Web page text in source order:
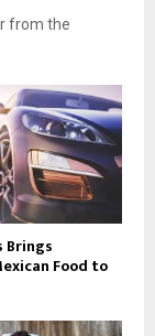
from the
Brings
Food to